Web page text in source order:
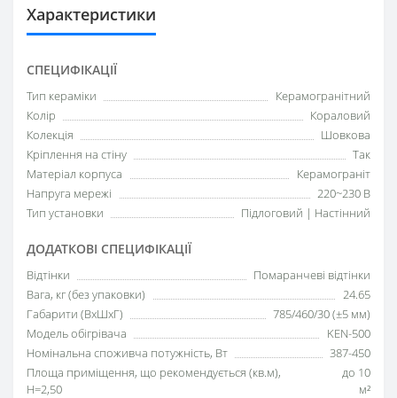
Характеристики
СПЕЦИФІКАЦІЇ
Тип кераміки
Керамогранітний
Колір
Кораловий
Колекція
Шовкова
Кріплення на стіну
Так
Матеріал корпуса
Керамограніт
Напруга мережі
220~230 В
Тип установки
Підлоговий | Настінний
ДОДАТКОВІ СПЕЦИФІКАЦІЇ
Відтінки
Помаранчеві відтінки
Вага, кг (без упаковки)
24.65
Габарити (ВхШхГ)
785/460/30 (±5 мм)
Модель обігрівача
KEN-500
Номінальна споживча потужність, Вт
387-450
Площа приміщення, що рекомендується (кв.м),
H=2,50
до 10
м²